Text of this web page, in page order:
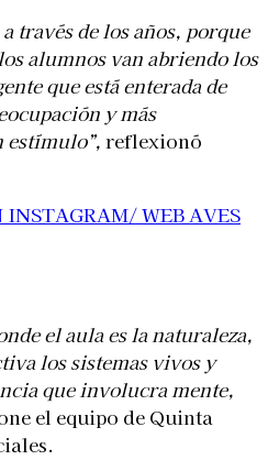
través de los años, porque
alumnos van abriendo los
que está enterada de
y más
estímulo”, reflexionó
INSTAGRAM/WEB AVES
el aula es la naturaleza,
los sistemas vivos y
que involucra mente,
el equipo de Quinta